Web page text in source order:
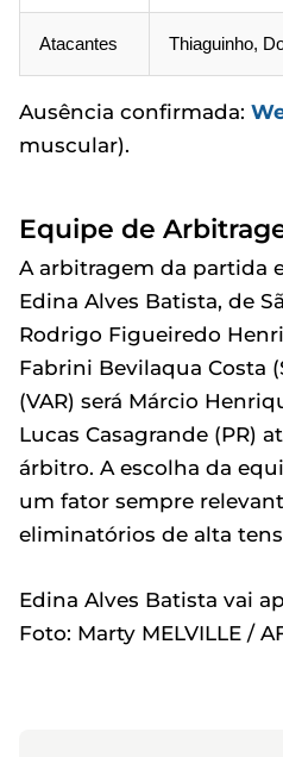
Atacantes Thiaguinho,
Ausência confirmada:
muscular).
Equipe de
A arbitragem da partida
Edina Alves Batista, de
Rodrigo Figueiredo
Fabrini Bevilaqua Costa
(VAR) será Márcio
Lucas Casagrande (PR)
árbitro. A escolha da
um fator sempre
eliminatórios de alta
Edina Alves Batista vai
Foto: Marty MELVILLE /